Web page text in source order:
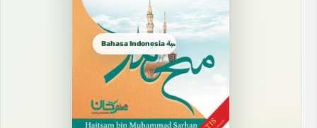
Bahasa Indonesia الإندونيسية